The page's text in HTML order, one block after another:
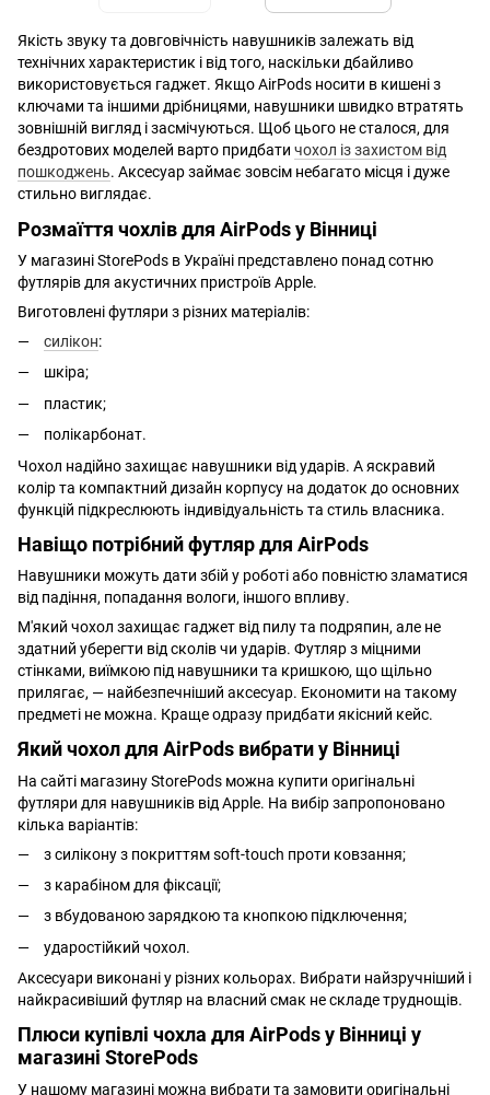
Якість звуку та довговічність навушників залежать від
технічних характеристик і від того, наскільки дбайливо
використовується гаджет. Якщо AirPods носити в кишені з
ключами та іншими дрібницями, навушники швидко втратять
зовнішній вигляд і засмічуються. Щоб цього не сталося, для
бездротових моделей варто придбати чохол із захистом від
пошкоджень. Аксесуар займає зовсім небагато місця і дуже
стильно виглядає.
Розмаїття чохлів для AirPods у Вінниці
У магазині StorePods в Україні представлено понад сотню
футлярів для акустичних пристроїв Apple.
Виготовлені футляри з різних матеріалів:
силікон:
шкіра;
пластик;
полікарбонат.
Чохол надійно захищає навушники від ударів. А яскравий
колір та компактний дизайн корпусу на додаток до основних
функцій підкреслюють індивідуальність та стиль власника.
Навіщо потрібний футляр для AirPods
Навушники можуть дати збій у роботі або повністю зламатися
від падіння, попадання вологи, іншого впливу.
М'який чохол захищає гаджет від пилу та подряпин, але не
здатний уберегти від сколів чи ударів. Футляр з міцними
стінками, виїмкою під навушники та кришкою, що щільно
прилягає, — найбезпечніший аксесуар. Економити на такому
предметі не можна. Краще одразу придбати якісний кейс.
Який чохол для AirPods вибрати у Вінниці
На сайті магазину StorePods можна купити оригінальні
футляри для навушників від Apple. На вибір запропоновано
кілька варіантів:
з силікону з покриттям soft-touch проти ковзання;
з карабіном для фіксації;
з вбудованою зарядкою та кнопкою підключення;
ударостійкий чохол.
Аксесуари виконані у різних кольорах. Вибрати найзручніший і
найкрасивіший футляр на власний смак не складе труднощів.
Плюси купівлі чохла для AirPods у Вінниці у
магазині StorePods
У нашому магазині можна вибрати та замовити оригінальні